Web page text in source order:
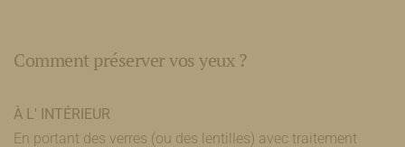
Comment préserver vos yeux ?
À L' INTÉRIEUR
En portant des verres (ou des lentilles) avec traitement